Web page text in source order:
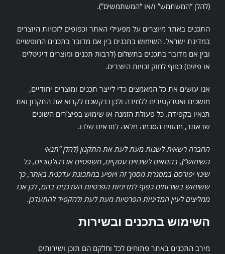
(להלן “המשתמש” ו/או “המשתמשים”).
התכנים באתר מיוצרים על מפעילי האתר וכפופים לזכויות היוצרים
במדינת ישראל. השימוש בתכנים בין אם מדובר בתכנים החופשיים
ובין אם מדובר בתכנים בתשלום (לרבות תכנים ומוצרים דיגיטלים
או פיזים) כפוף לחוק זכויות היוצרים.
אנו עושים את כל המאמצים כדי לייצר תכנים ומוצרים יחודיים,
מושכים ואטרקטיבים ללמידה ולכן נבקשכם לקרוא את התקנון ואת
תנאיו בקפידה. כל פעולת הזמנה או שימוש בפיצ’רים השונים
שבאתר, מהווים הסכמה מלאה לתנאים שלנו.
החברה רשאית לשנות מעת לעת את התקנון (להלן “תנאי
השימוש”), בהתאים לשינויים עסקיים, משפטיים או רגולטוריים, כל
שינוי יפורסם במסגרת מסמך זה ויופיע במתכונת עדכנית באתר, כך
ששימוש בשירותים כפוף למדיניות הפרטיות העדכנית בהם, לכן אנו
ממליצים לעיין המדיניות הפרטיות מעת לעת ולהקפיד להתעדכן.
השימוש בתכנים ובשירות
מירב התכנים באתר פתוחים לכל וחלקם הם תוכן ושירותים